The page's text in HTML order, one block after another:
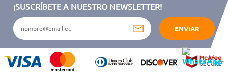
¡SUSCRÍBETE A NUESTRO NEWSLETTER!
ENVIAR